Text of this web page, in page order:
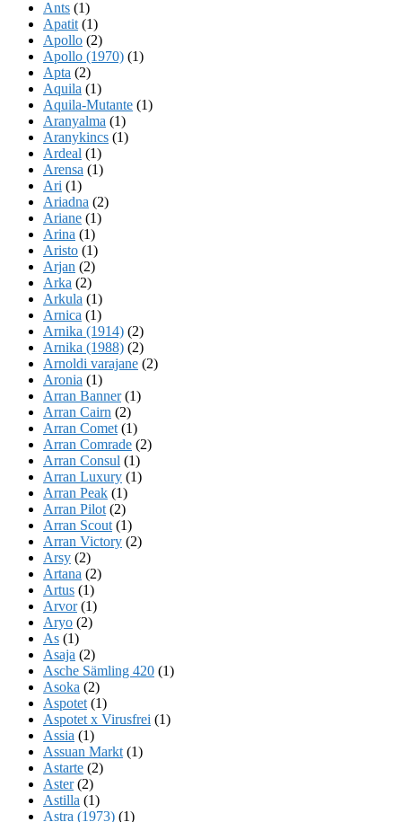
Ants (1)
Apatit (1)
Apollo (2)
Apollo (1970) (1)
Apta (2)
Aquila (1)
Aquila-Mutante (1)
Aranyalma (1)
Aranykincs (1)
Ardeal (1)
Arensa (1)
Ari (1)
Ariadna (2)
Ariane (1)
Arina (1)
Aristo (1)
Arjan (2)
Arka (2)
Arkula (1)
Arnica (1)
Arnika (1914) (2)
Arnika (1988) (2)
Arnoldi varajane (2)
Aronia (1)
Arran Banner(1)
Arran Cairn (2)
Arran Comet (1)
Arran Comrade (2)
Arran Consul (1)
Arran Luxury (1)
Arran Peak (1)
Arran Pilot (2)
Arran Scout (1)
Arran Victory (2)
Arsy (2)
Artana (2)
Artus (1)
Arvor(1)
Aryo (2)
As (1)
Asaja (2)
Asche Sämling 420 (1)
Asoka (2)
Aspotet (1)
Aspotet x Virusfrei (1)
Assia (1)
Assuan Markt (1)
Astarte (2)
Aster(2)
Astilla (1)
Astra (1973) (1)